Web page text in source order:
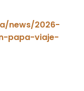
news/2026-
papa-viaje-